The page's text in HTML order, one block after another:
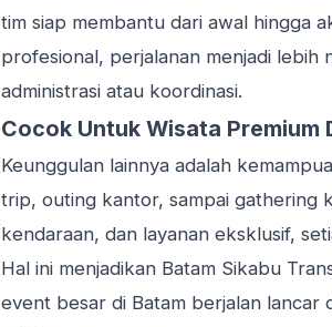
tim siap membantu dari awal hingga
profesional, perjalanan menjadi
administrasi atau koordinasi.
Cocok Untuk Wisata Premium
Keunggulan lainnya adalah
trip, outing kantor, sampai gathering
kendaraan, dan layanan eksklusif,
Hal ini menjadikan Batam Sikabu
event besar di Batam berjalan lancar